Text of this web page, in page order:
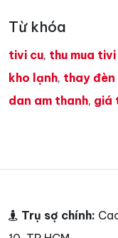
Từ khóa
tivi cu, thu mua tivi
kho lạnh, thay
dan am thanh, giá
Trụ sợ chính: